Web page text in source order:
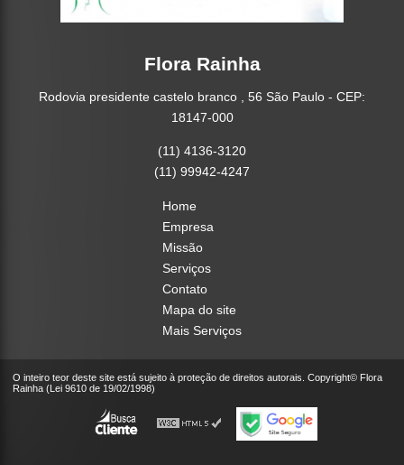
Flora Rainha
Rodovia presidente castelo branco , 56 São Paulo - CEP:
18147-000
(11) 4136-3120
(11) 99942-4247
Home
Empresa
Missão
Serviços
Contato
Mapa do site
Mais Serviços
O inteiro teor deste site está sujeito à proteção de direitos autorais. Copyright© Flora
Rainha (Lei 9610 de 19/02/1998)